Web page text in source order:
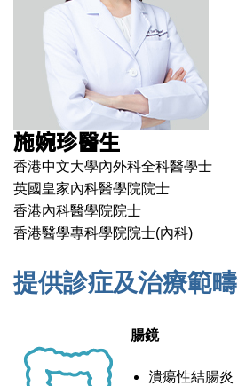
施婉珍醫生
香港中文大學內外科全科醫學士
英國皇家內科醫學院院士
香港內科醫學院院士
香港醫學專科學院院士(內科)
提供診症及治療範疇
腸鏡
潰瘍性結腸炎